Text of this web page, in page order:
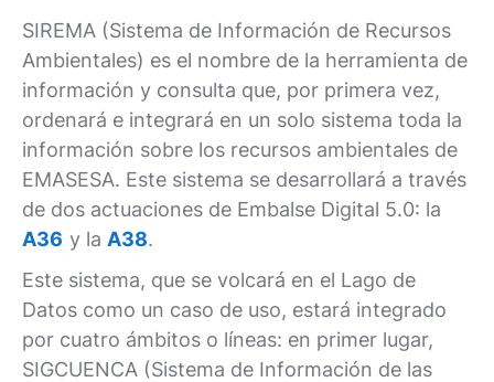
SIREMA (Sistema de Información de Recursos
Ambientales) es el nombre de la herramienta de
información y consulta que, por primera vez,
ordenará e integrará en un solo sistema toda la
información sobre los recursos ambientales de
EMASESA. Este sistema se desarrollará a través
de dos actuaciones de Embalse Digital 5.0: la
A36 y la A38.
Este sistema, que se volcará en el Lago de
Datos como un caso de uso, estará integrado
por cuatro ámbitos o líneas: en primer lugar,
SIGCUENCA (Sistema de Información de las